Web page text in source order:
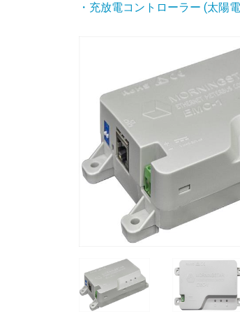
・充放電コントローラー (太陽